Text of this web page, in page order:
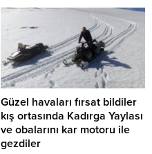
6.soruda seyirci jokerine güvenip
cevap verince yarışmadan 2 bin
lira alarak ayrılmak zorunda kaldı.
Güzel havaları fırsat bildiler
kış ortasında Kadırga Yaylası
ve obalarını kar motoru ile
gezdiler